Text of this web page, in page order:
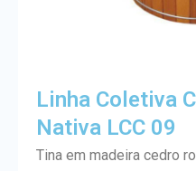
Linha Coletiva
Nativa LCC 09
Tina em madeira cedro